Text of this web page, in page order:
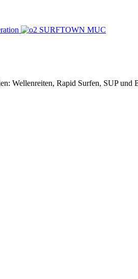
Wellenreiten, Rapid Surfen, SUP und